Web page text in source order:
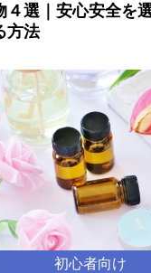
４選｜安心安全を
方法
初心者向け